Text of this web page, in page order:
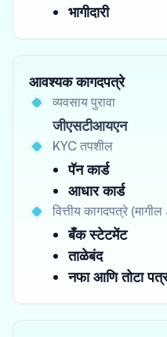
भागीदारी
आवश्यक कागदपत्रे
व्यवसाय पुरावा
जीएसटीआयएन
KYC तपशील
पॅन कार्ड
आधार कार्ड
वित्तीय कागदपत्रे (मागील
बँक स्टेटमेंट
ताळेबंद
नफा आणि तोटा